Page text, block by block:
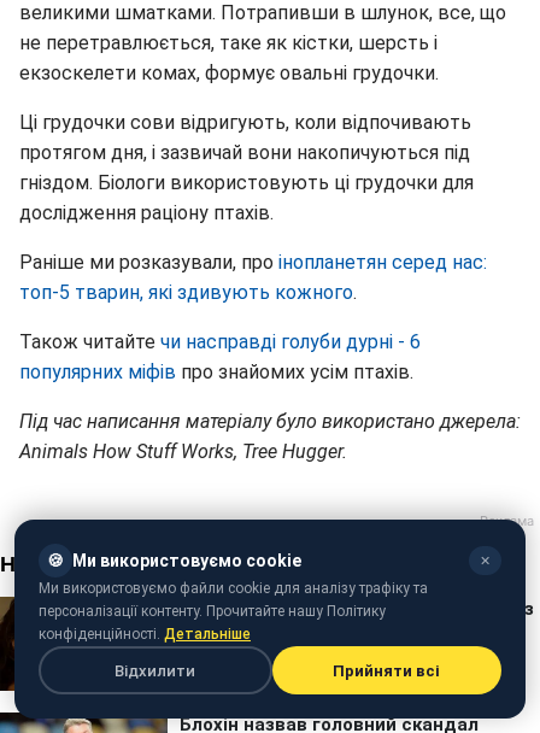
великими шматками. Потрапивши в шлунок, все, що
не перетравлюється, таке як кістки, шерсть і
екзоскелети комах, формує овальні грудочки.
Ці грудочки сови відригують, коли відпочивають
протягом дня, і зазвичай вони накопичуються під
гніздом. Біологи використовують ці грудочки для
дослідження раціону птахів.
Раніше ми розказували, про інопланетян серед нас:
топ-5 тварин, які здивують кожного.
Також читайте чи насправді голуби дурні - 6
популярних міфів про знайомих усім птахів.
Під час написання матеріалу було використано джерела:
Animals How Stuff Works, Tree Hugger.
🍪 Ми використовуємо cookie ✕
Ми використовуємо файли cookie для аналізу трафіку та
персоналізації контенту. Прочитайте нашу Політику
конфіденційності. Детальніше
Відхилити Прийняти всі